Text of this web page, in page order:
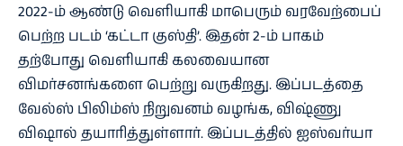
2022-ம் ஆண்டு வெளியாகி மாபெரும் வரவேற்பைப்
பெற்ற படம் ‘கட்டா குஸ்தி’. இதன் 2-ம் பாகம்
தற்போது வெளியாகி கலவையான
விமர்சனங்களை பெற்று வருகிறது. இப்படத்தை
வேல்ஸ் பிலிம்ஸ் நிறுவனம் வழங்க, விஷ்ணு
விஷால் தயாரித்துள்ளார். இப்படத்தில் ஐஸ்வர்யா